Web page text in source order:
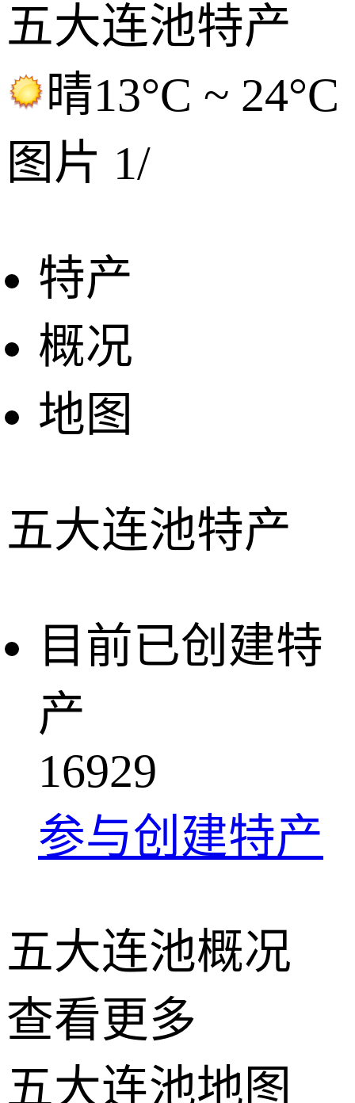
五大连池特产
晴13°C ~ 24°C
图片 1/
特产
概况
地图
五大连池特产
目前已创建特
产
16929
参与创建特产
五大连池概况
查看更多
五大连池地图
2 公里